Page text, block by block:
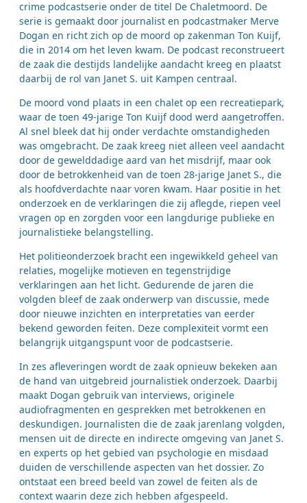
crime podcastserie onder de titel De Chaletmoord. De
serie is gemaakt door journalist en podcastmaker Merve
Dogan en richt zich op de moord op zakenman Ton Kuijf,
die in 2014 om het leven kwam. De podcast reconstrueert
de zaak die destijds landelijke aandacht kreeg en plaatst
daarbij de rol van Janet S. uit Kampen centraal.
De moord vond plaats in een chalet op een recreatiepark,
waar de toen 49-jarige Ton Kuijf dood werd aangetroffen.
Al snel bleek dat hij onder verdachte omstandigheden
was omgebracht. De zaak kreeg niet alleen veel aandacht
door de gewelddadige aard van het misdrijf, maar ook
door de betrokkenheid van de toen 28-jarige Janet S., die
als hoofdverdachte naar voren kwam. Haar positie in het
onderzoek en de verklaringen die zij aflegde, riepen veel
vragen op en zorgden voor een langdurige publieke en
journalistieke belangstelling.
Het politieonderzoek bracht een ingewikkeld geheel van
relaties, mogelijke motieven en tegenstrijdige
verklaringen aan het licht. Gedurende de jaren die
volgden bleef de zaak onderwerp van discussie, mede
door nieuwe inzichten en interpretaties van eerder
bekend geworden feiten. Deze complexiteit vormt een
belangrijk uitgangspunt voor de podcastserie.
In zes afleveringen wordt de zaak opnieuw bekeken aan
de hand van uitgebreid journalistiek onderzoek. Daarbij
maakt Dogan gebruik van interviews, originele
audiofragmenten en gesprekken met betrokkenen en
deskundigen. Journalisten die de zaak jarenlang volgden,
mensen uit de directe en indirecte omgeving van Janet S.
en experts op het gebied van psychologie en misdaad
duiden de verschillende aspecten van het dossier. Zo
ontstaat een breed beeld van zowel de feiten als de
context waarin deze zich hebben afgespeeld.